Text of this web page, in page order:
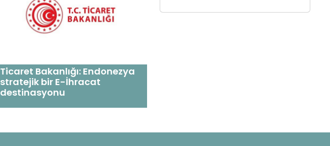
Ticaret Bakanlığı: Endonezya
stratejik bir E-İhracat
destinasyonu